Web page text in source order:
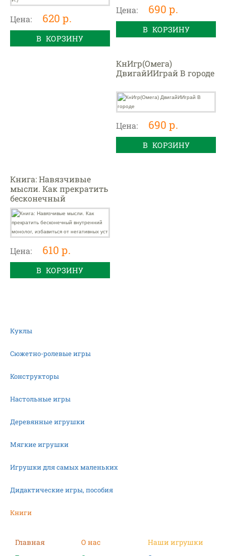
Цена: 620 р.
В КОРЗИНУ
Цена: 690 р.
В КОРЗИНУ
КнИгр(Омега)
ДвигайИИграй В городе
Цена: 690 р.
В КОРЗИНУ
Книга: Навязчивые
мысли. Как прекратить
бесконечный
внутренний монолог,
избавиться от
негативных уст
Цена: 610 р.
В КОРЗИНУ
Куклы
Сюжетно-ролевые игры
Конструкторы
Настольные игры
Деревянные игрушки
Мягкие игрушки
Игрушки для самых маленьких
Дидактические игры, пособия
Книги
Главная О нас
Наши игрушки